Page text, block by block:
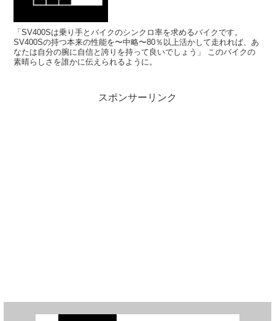
「SV400Sは乗り手とバイクのシンクロ率を求めるバイクです。
SV400Sの持つ本来の性能を〜中略〜80％以上活かして走れれば、あ
なたは自分の腕に自信と誇りを持って良いでしょう」 このバイクの
素晴らしさを誰かに伝えられるように。
スポンサーリンク